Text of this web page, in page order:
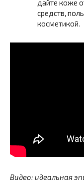
дайте коже
средств,
косметикой.
Видео: идеальная